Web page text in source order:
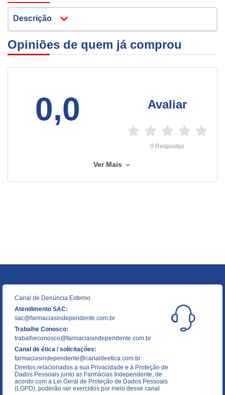
Descrição
Opiniões de quem já comprou
0,0 Avaliar
0 Respostas
Ver Mais
Canal de Denúncia Externo
Atendimento SAC:
sac@farmaciasindependente.com.br
Trabalhe Conosco:
trabalheconosco@farmaciasindependente.com.br
Canal de ética / solicitações:
farmaciasindependente@canaldeetica.com.br
Direitos relacionados a sua Privacidade e à Proteção de
Dados Pessoais junto as Farmácias Independente, de
acordo com a Lei Geral de Proteção de Dados Pessoais
(LGPD), poderão ser exercidos por meio desse canal